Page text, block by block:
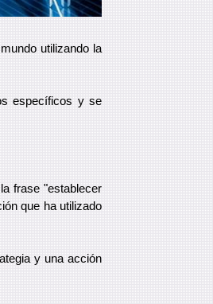
utilizando la
específicos y se
frase "establecer
que ha utilizado
y una acción